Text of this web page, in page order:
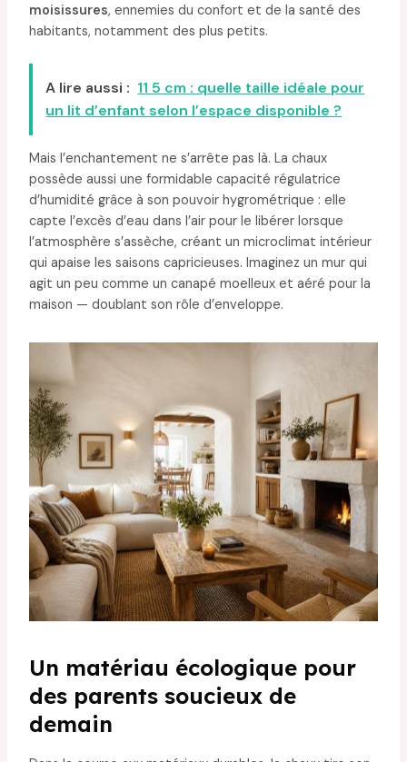
moisissures, ennemies du confort et de la santé des
habitants, notamment des plus petits.
A lire aussi : 11 5 cm : quelle taille idéale pour
un lit d’enfant selon l’espace disponible ?
Mais l’enchantement ne s’arrête pas là. La chaux
possède aussi une formidable capacité régulatrice
d’humidité grâce à son pouvoir hygrométrique : elle
capte l’excès d’eau dans l’air pour le libérer lorsque
l’atmosphère s’assèche, créant un microclimat intérieur
qui apaise les saisons capricieuses. Imaginez un mur qui
agit un peu comme un canapé moelleux et aéré pour la
maison — doublant son rôle d’enveloppe.
Un matériau écologique pour
des parents soucieux de
demain